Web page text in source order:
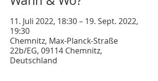
11. Juli 2022, 18:30 – 19. Sept. 2022,
19:30
Chemnitz, Max-Planck-Straße
22b/EG, 09114 Chemnitz,
Deutschland